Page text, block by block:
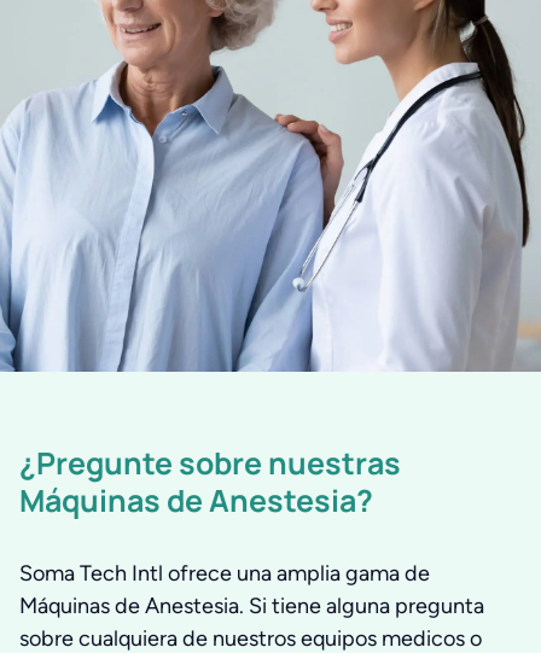
¿Pregunte sobre nuestras
Máquinas de Anestesia?
Soma Tech Intl ofrece una amplia gama de
Máquinas de Anestesia. Si tiene alguna pregunta
sobre cualquiera de nuestros equipos medicos o